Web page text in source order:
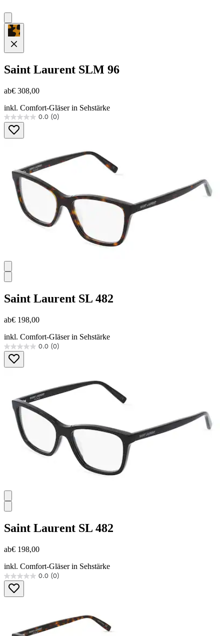
Saint Laurent SLM 96
ab€ 308,00
inkl. Comfort-Gläser in Sehstärke
0.0 (0)
0.0
von
5
Saint Laurent SL 482
ab€ 198,00
inkl. Comfort-Gläser in Sehstärke
0.0 (0)
0.0
von
5
Saint Laurent SL 482
ab€ 198,00
inkl. Comfort-Gläser in Sehstärke
0.0 (0)
0.0
von
5